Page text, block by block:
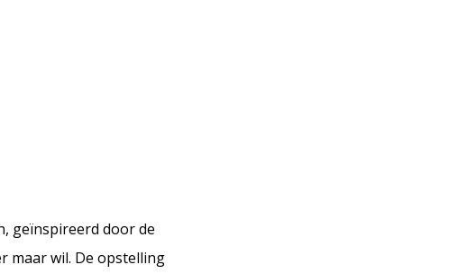
geïnspireerd door de
maar wil. De opstelling